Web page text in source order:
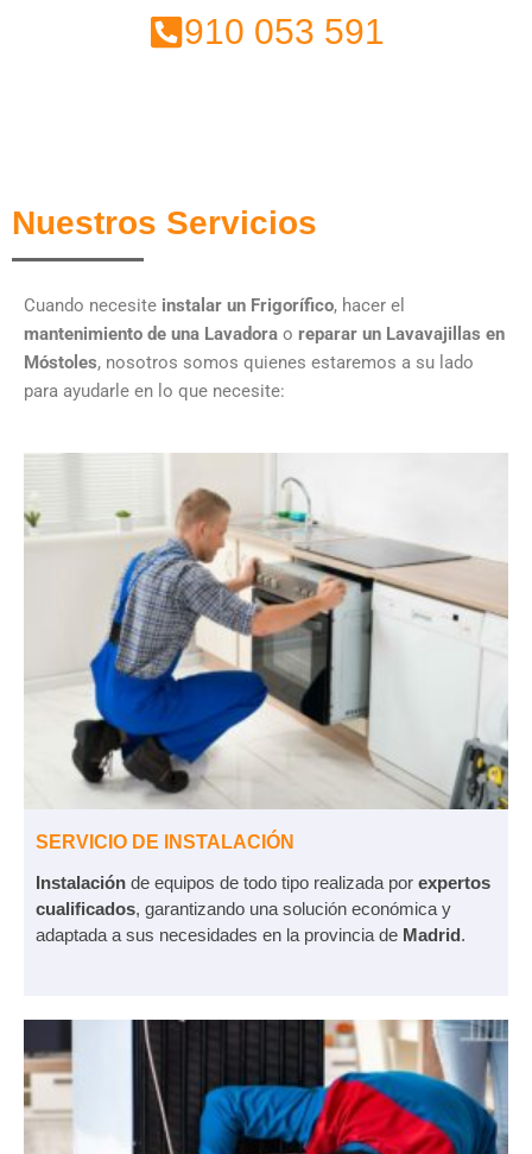
910 053 591
Nuestros Servicios
Cuando necesite instalar un Frigorífico, hacer el
mantenimiento de una Lavadora o reparar un Lavavajillas en
Móstoles, nosotros somos quienes estaremos a su lado
para ayudarle en lo que necesite:
SERVICIO DE INSTALACIÓN
Instalación de equipos de todo tipo realizada por expertos
cualificados, garantizando una solución económica y
adaptada a sus necesidades en la provincia de Madrid.